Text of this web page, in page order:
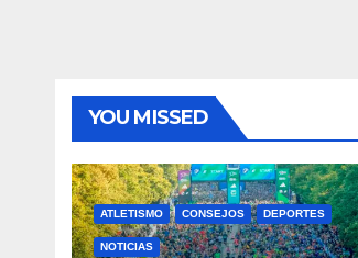
YOU MISSED
ATLETISMO CONSEJOS DEPORTES
NOTICIAS